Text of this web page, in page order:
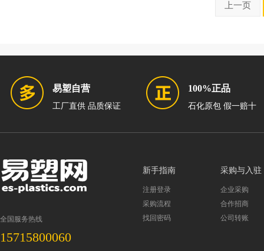
上一页
易塑自营
工厂直供 品质保证
100%正品
石化原包 假一赔十
全国服务热线
15715800060
新手指南
注册登录
采购流程
找回密码
采购与入驻
企业采购
合作招商
公司转账